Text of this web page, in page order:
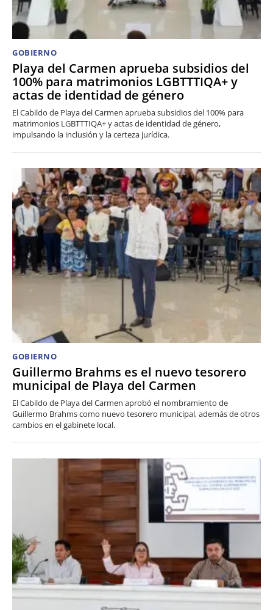
GOBIERNO
Playa del Carmen aprueba subsidios del
100% para matrimonios LGBTTTIQA+ y
actas de identidad de género
El Cabildo de Playa del Carmen aprueba subsidios del 100% para
matrimonios LGBTTTIQA+ y actas de identidad de género,
impulsando la inclusión y la certeza jurídica.
GOBIERNO
Guillermo Brahms es el nuevo tesorero
municipal de Playa del Carmen
El Cabildo de Playa del Carmen aprobó el nombramiento de
Guillermo Brahms como nuevo tesorero municipal, además de otros
cambios en el gabinete local.